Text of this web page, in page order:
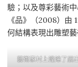
驗；以及尊彩藝術
《品》（2008）由
何結構表現出雕塑
藝術家村上隆除了展